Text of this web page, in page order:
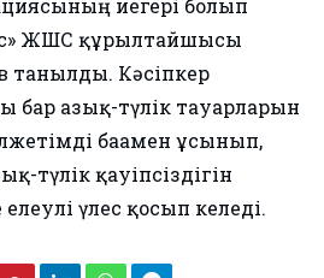
иегері болып
ЖШС құрылтайшысы
танылды. Кәсіпкер
бар азық-түлік тауарларын
бағамен ұсынып,
түлік қауіпсіздігін
үлес қосып келеді.